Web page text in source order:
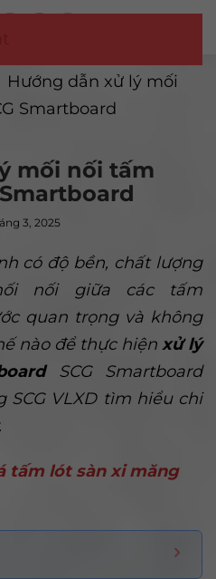
Hướng dẫn xử lý mối
Smartboard
mối nối tấm
3, 2025
có độ bền, chất lượng
nối giữa các tấm
quan trọng và không
nào để thực hiện xử lý
SCG Smartboard
SCG VLXD tìm hiểu chi
tấm lót sàn xi măng